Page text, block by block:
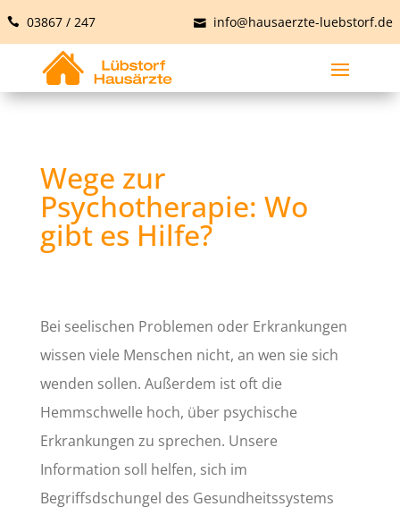
03867 / 247 info@hausaerzte-luebstorf.de
Wege zur
Psychotherapie: Wo
gibt es Hilfe?
Bei seelischen Problemen oder Erkrankungen
wissen viele Menschen nicht, an wen sie sich
wenden sollen. Außerdem ist oft die
Hemmschwelle hoch, über psychische
Erkrankungen zu sprechen. Unsere
Information soll helfen, sich im
Begriffsdschungel des Gesundheitssystems